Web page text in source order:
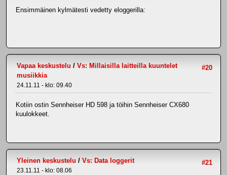
Ensimmäinen kylmätesti vedetty eloggerilla:
#20
Vapaa keskustelu / Vs: Millaisilla laitteilla kuuntelet
musiikkia
24.11.11 - klo: 09.40
Kotiin ostin Sennheiser HD 598 ja töihin Sennheiser CX680
kuulokkeet.
#21
Yleinen keskustelu / Vs: Data loggerit
23.11.11 - klo: 08.06